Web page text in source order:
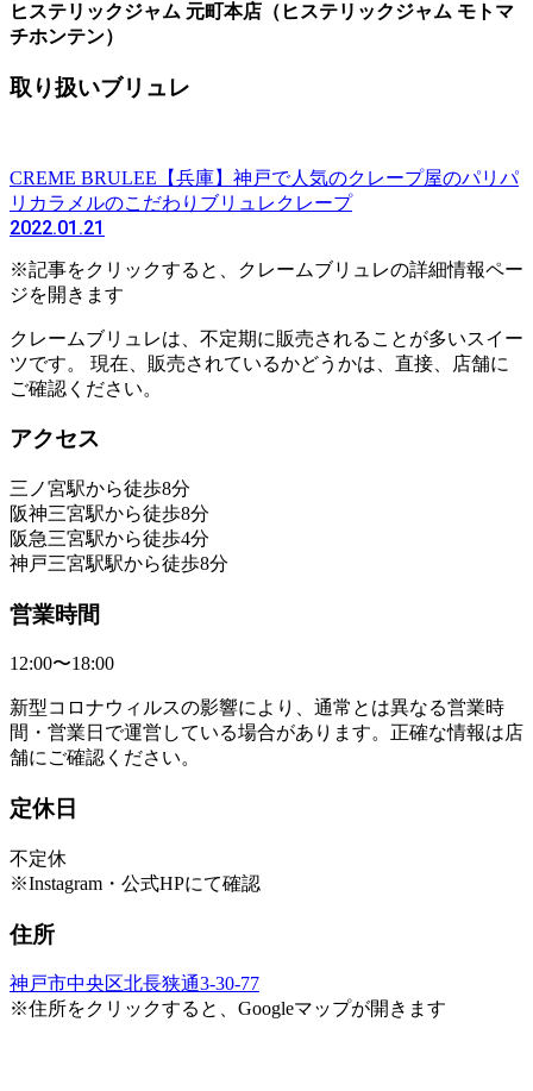
ヒステリックジャム 元町本店（ヒステリックジャム モトマ
チホンテン）
取り扱いブリュレ
CREME BRULEE 【兵庫】神戸で人気のクレープ屋のパリパ
リカラメルのこだわりブリュレクレープ
2022.01.21
※記事をクリックすると、クレームブリュレの詳細情報ペー
ジを開きます
クレームブリュレは、不定期に販売されることが多いスイー
ツです。 現在、販売されているかどうかは、直接、店舗に
ご確認ください。
アクセス
三ノ宮駅から徒歩8分
阪神三宮駅から徒歩8分
阪急三宮駅から徒歩4分
神戸三宮駅駅から徒歩8分
営業時間
12:00〜18:00
新型コロナウィルスの影響により、通常とは異なる営業時
間・営業日で運営している場合があります。正確な情報は店
舗にご確認ください。
定休日
不定休
※Instagram・公式HPにて確認
住所
神戸市中央区北長狭通3-30-77
※住所をクリックすると、Googleマップが開きます